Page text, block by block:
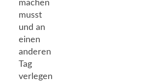
machen
musst
und an
einen
anderen
Tag
verlegen